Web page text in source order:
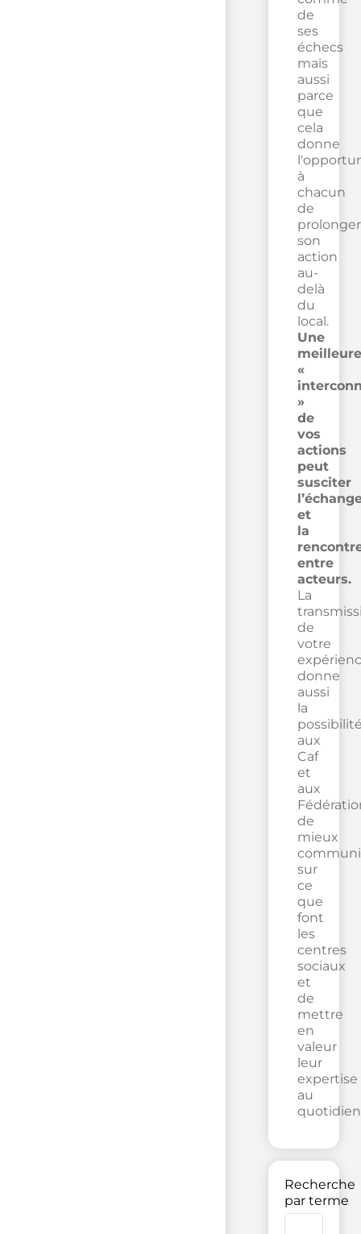
de
ses
échecs
mais
aussi
parce
que
cela
donne
à
chacun
de
prolonger
son
action
au-
delà
du
local.
Une
meilleure
«
»
de
vos
actions
peut
susciter
et
la
entre
acteurs.
La
de
votre
donne
aussi
la
aux
Caf
et
aux
de
mieux
sur
ce
que
font
les
centres
sociaux
et
de
mettre
en
valeur
leur
expertise
au
Recherche
par terme